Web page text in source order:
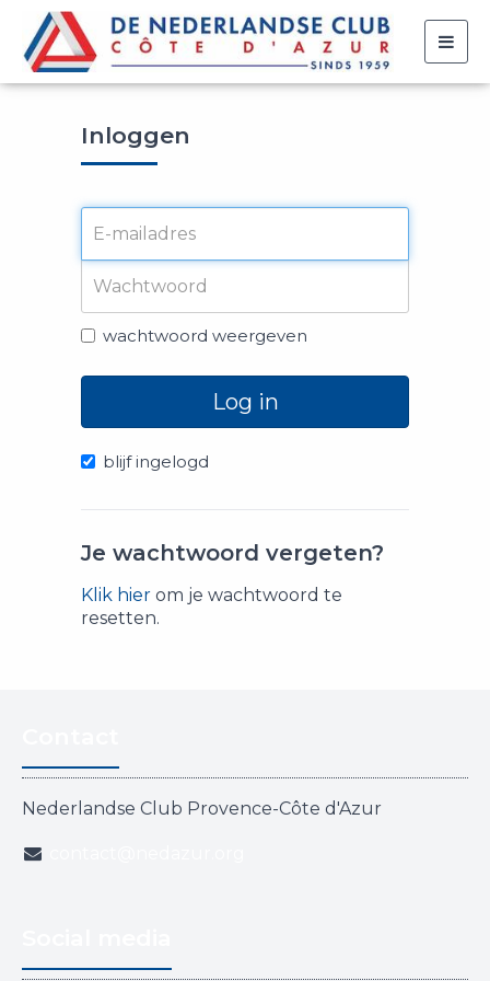
Inloggen
wachtwoord weergeven
Log in
blijf ingelogd
Je wachtwoord vergeten?
Klik hier om je wachtwoord te
resetten.
Nederlandse Club Provence-Côte d'Azur